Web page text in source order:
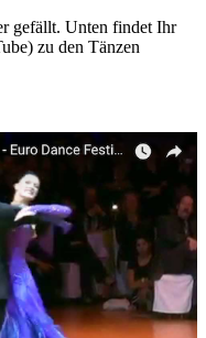
gefällt. Unten findet Ihr
zu den Tänzen